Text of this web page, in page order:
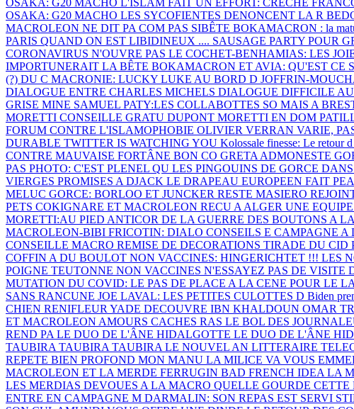
OSAKA: G20 MACHO LES SYCOFIENTES DENONCENT LA R
MACROLEON NE DIT PA COM PAS SIBÊTE BOKAMACRON : la
PARIS QUAND ON EST LIBIDINEUX .... SAUSAGE PARTY POUR
CORONAVIRUS N'OUVRE PAS LE COCHET-BENHAMIAS: LES
IMPORTUNERAIT LA BÊTE BOKAMACRON ET AVIA: QU'EST CE
(?) DU C MACRONIE: LUCKY LUKE AU BORD D JOFFRIN-
DIALOGUE ENTRE CHARLES MICHELS DIALOGUE DIFFICILE
GRISE MINE SAMUEL PATY:LES COLLABOTTES SO MAIS A
MORETTI CONSEILLE GRATU DUPONT MORETTI EN DOM
FORUM CONTRE L'ISLAMOPHOBIE OLIVIER VERRAN VARIE,
DURABLE TWITTER IS WATCHING YOU Kolossale finesse: Le retour d
CONTRE MAUVAISE FORTÂNE BON CO GRETA ADMONESTE
PAS PHOTO: C'EST PLENEL QU LES PINGOUINS DE GORCE
VIERGES PROMISES A DJACK LE DRAPEAU EUROPEEN FAIT
MELUC GORCE: BORLOO ET JUNCKER RESTE MASIERO
PETS COKIGNARE ET MACROLEON RECU A ALGER UNE
MORETTI:AU PIED ANTICOR DE LA GUERRE DES BOUTONS A LA
MACROLEON-BIBI FRICOTIN: DIALO CONSEILS E CAMPAGNE A
CONSEILLE MACRO REMISE DE DECORATIONS TIRADE DU CID
COFFIN A DU BOULOT NON VACCINES: HINGERICHTET !!! LES
POIGNE TEUTONNE NON VACCINES N'ESSAYEZ PAS DE VISITE
MUTATION DU COVID: LE PAS DE PLACE A LA CENE POUR LE
SANS RANCUNE JOE LAVAL: LES PETITES CULOTTES D Biden
CHIEN RENIFLEUR YADE DECOUVRE IBN KHALDOUN OMAR
ET MACROLEON AMOURS CACHES RAS LE BOL DES
REND PA LE DUO DE L'ÂNE HIDALGOTTE LE DUO DE L'ÂNE
TAUBIRA TAUBIRA TAUBIRA LE NOUVEL AN LITTERAIRE
REPETE BIEN PROFOND MON MANU LA MILICE VA VOUS
MACROLEON ET LA MERDE FERRUGIN BAD FRENCH IDEA LA
LES MERDIAS DEVOUES A LA MACRO QUELLE GOURDE CETTE
ENTRE EN CAMPAGNE M DARMALIN: SON REPAS EST SERVI